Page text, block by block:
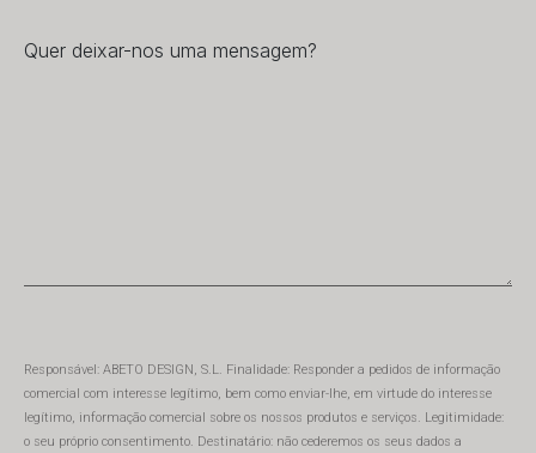
Responsável: ABETO DESIGN, S.L. Finalidade: Responder a pedidos de informação
comercial com interesse legítimo, bem como enviar-lhe, em virtude do interesse
legítimo, informação comercial sobre os nossos produtos e serviços. Legitimidade:
o seu próprio consentimento. Destinatário: não cederemos os seus dados a